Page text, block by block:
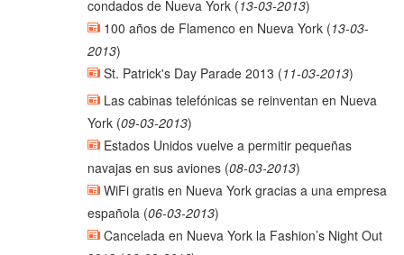
condados de Nueva York(13-03-2013)
100 años de Flamenco en Nueva York(13-03-
2013)
St. Patrick's Day Parade 2013 (11-03-2013)
Las cabinas telefónicas se reinventan en Nueva
York(09-03-2013)
Estados Unidos vuelve a permitir pequeñas
navajas en sus aviones(08-03-2013)
WiFi gratis en Nueva York gracias a una empresa
española(06-03-2013)
Cancelada en Nueva York la Fashion’s Night Out